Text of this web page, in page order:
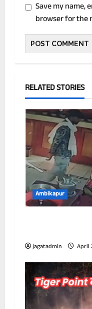
Save my name,
browser for the
RELATED STORIES
Ambikapur
jagatadmin April